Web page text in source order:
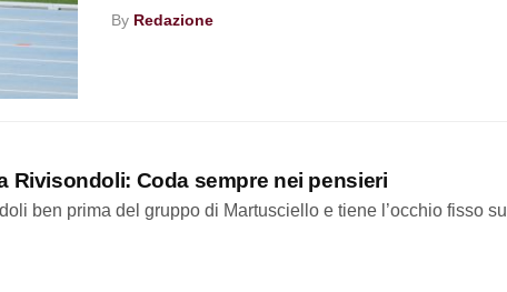
By Redazione
Rivisondoli: Coda sempre nei pensieri
ben prima del gruppo di Martusciello e tiene l’occhio fisso sul